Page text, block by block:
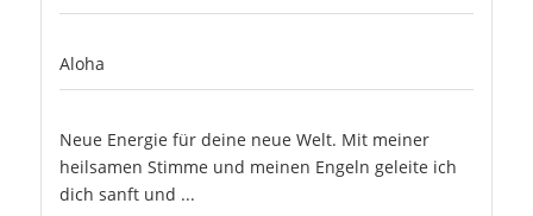
Aloha
Neue Energie für deine neue Welt. Mit meiner
heilsamen Stimme und meinen Engeln geleite ich
dich sanft und ...